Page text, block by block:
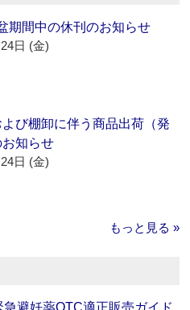
期間中の休刊のお知らせ
日 (金)
び棚卸に伴う商品出荷（発
知らせ
日 (金)
もっと見る »